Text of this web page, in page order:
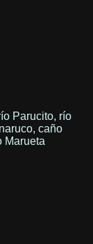
Parucito, río
caño
Marueta